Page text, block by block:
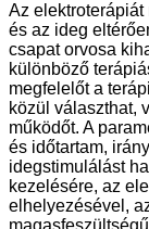
Az
és az ideg
csapat orvosa
különböző
megfelelőt a
közül választhat,
működőt. A
és időtartam,
idegstimulálást
kezelésére, az
elhelyezésével,